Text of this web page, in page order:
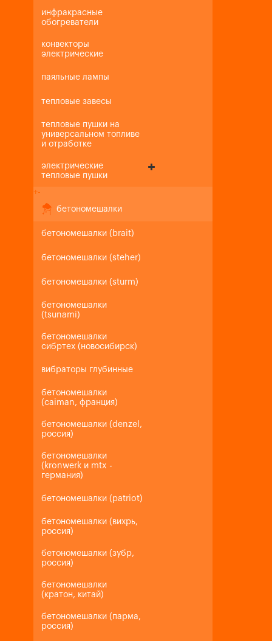
инфракрасные
обогреватели
конвекторы
электрические
паяльные лампы
тепловые завесы
тепловые пушки на
универсальном топливе
и отработке
электрические
тепловые пушки
+-
бетономешалки
бетономешалки (brait)
бетономешалки (steher)
бетономешалки (sturm)
бетономешалки
(tsunami)
бетономешалки
сибртех (новосибирск)
вибраторы глубинные
бетономешалки
(caiman, франция)
бетономешалки (denzel,
россия)
бетономешалки
(kronwerk и mtx -
германия)
бетономешалки (patriot)
бетономешалки (вихрь,
россия)
бетономешалки (зубр,
россия)
бетономешалки
(кратон, китай)
бетономешалки (парма,
россия)